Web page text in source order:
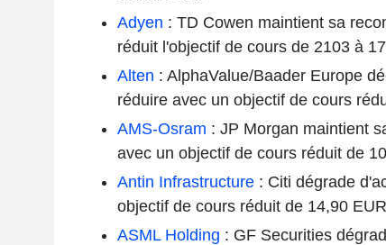
Adyen : TD Cowen maintient sa
réduit l'objectif de cours de 2103 à
Alten : AlphaValue/Baader Europe
réduire avec un objectif de cours
AMS-Osram : JP Morgan maintient
avec un objectif de cours réduit de
Antin Infrastructure: Citi dégrade
objectif de cours réduit de 14,90
ASML Holding : GF Securities